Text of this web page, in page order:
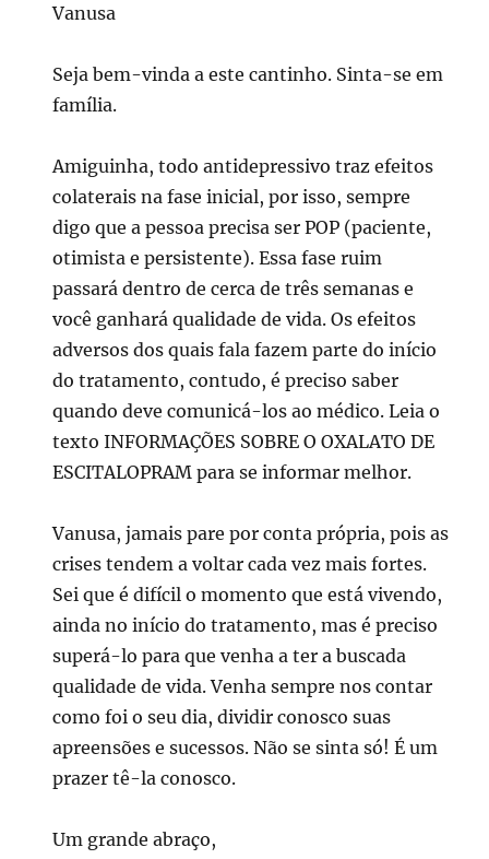
Vanusa
Seja bem-vinda a este cantinho. Sinta-se em
família.
Amiguinha, todo antidepressivo traz efeitos
colaterais na fase inicial, por isso, sempre
digo que a pessoa precisa ser POP (paciente,
otimista e persistente). Essa fase ruim
passará dentro de cerca de três semanas e
você ganhará qualidade de vida. Os efeitos
adversos dos quais fala fazem parte do início
do tratamento, contudo, é preciso saber
quando deve comunicá-los ao médico. Leia o
texto INFORMAÇÕES SOBRE O OXALATO DE
ESCITALOPRAM para se informar melhor.
Vanusa, jamais pare por conta própria, pois as
crises tendem a voltar cada vez mais fortes.
Sei que é difícil o momento que está vivendo,
ainda no início do tratamento, mas é preciso
superá-lo para que venha a ter a buscada
qualidade de vida. Venha sempre nos contar
como foi o seu dia, dividir conosco suas
apreensões e sucessos. Não se sinta só! É um
prazer tê-la conosco.
Um grande abraço,